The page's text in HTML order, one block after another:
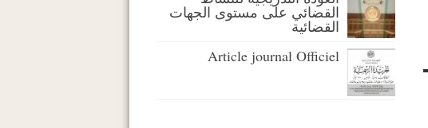
القضائي على مستوى الجهات
القضائية
Article journal Officiel